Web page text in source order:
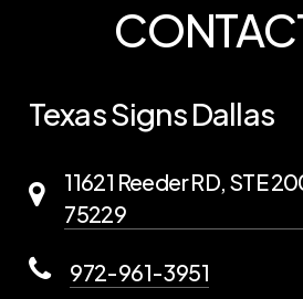
Texas Signs Dallas
11621 Reeder RD, STE
75229
972-961-3951